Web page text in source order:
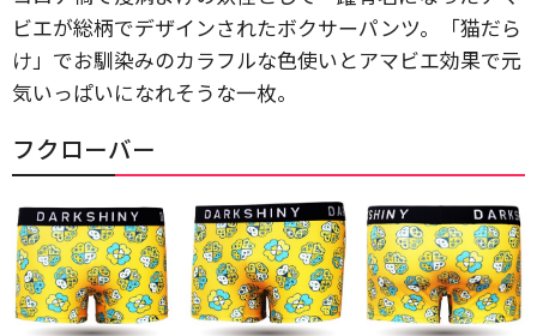
ビエが総柄でデザインされたボクサーパンツ。「猫だら
け」でお馴染みのカラフルな色使いとアマビエ効果で元
気いっぱいになれそうな一枚。
フクローバー